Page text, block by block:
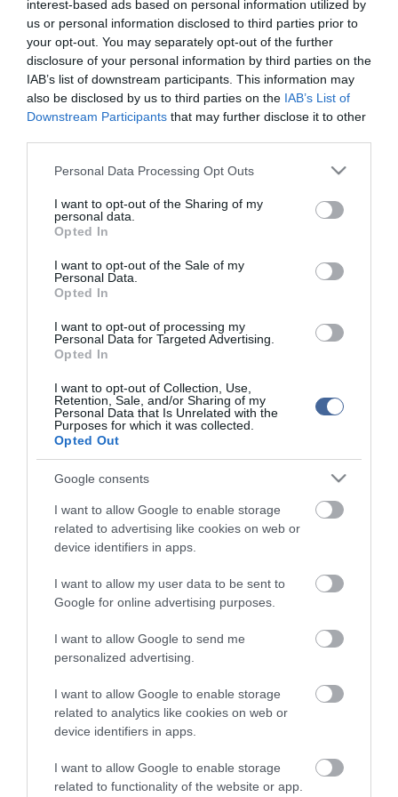
interest-based ads based on personal information utilized by
us or personal information disclosed to third parties prior to
your opt-out. You may separately opt-out of the further
disclosure of your personal information by third parties on the
IAB’s list of downstream participants. This information may
also be disclosed by us to third parties on the IAB’s List of
Downstream Participants that may further disclose it to other
Please note that this website/app uses one or more Google
not limited to your visit or usage behaviour. You may click to
grant or deny consent to Google and its third-party tags to
use your data for below specified purposes in below Google
consent section.
Personal Data Processing Opt Outs
I want to opt-out of the Sharing of my
personal data.
Opted In
I want to opt-out of the Sale of my
Personal Data.
Opted In
I want to opt-out of processing my
Personal Data for Targeted Advertising.
Opted In
I want to opt-out of Collection, Use,
Retention, Sale, and/or Sharing of my
Personal Data that Is Unrelated with the
Purposes for which it was collected.
Opted Out
Google consents
I want to allow Google to enable storage
related to advertising like cookies on web or
device identifiers in apps.
I want to allow my user data to be sent to
Google for online advertising purposes.
I want to allow Google to send me
personalized advertising.
I want to allow Google to enable storage
related to analytics like cookies on web or
device identifiers in apps.
I want to allow Google to enable storage
related to functionality of the website or app.
vagy valami más oka is van, hogy tőlük kevesebbet kap a
nyuszilány?
Bővebben Szilviről? Kattints!
Kapcsolódó írások:
Csak egy pöttyöt bírt - Virág lett Bódi Gusztiból
Hatszázezerbe kerül 3 hétvége Bódi Sylvinél?
Bódi Sylvi barátnőjével meztelenkedett
Leszbikus képekkel nyomul Bódi Sylvi?
Aki a kútból iszik, olyan szerelmes lesz, mint Bódi Gusztiék!
tükrözik. A szerkesztőség mindössze a hírek publikációjával foglalkozik, a
kommenteket nem tudja befolyásolni - azok az olvasók személyes véleményét
tartalmazzák.
Kérjük, kulturáltan, mások személyiségi jogainak és jó hírnevének tiszteletben
ma.hu legfrissebb hírei:
Nagy erőkkel keresik a szomjazó gólyát megmentő
Magyar Péter: átfogó energiafejlesztési tervet fogadott el a
kormány
Második világháborús német katonai motorkerékpár
bukkant elő a Dunából
az államfőválasztás